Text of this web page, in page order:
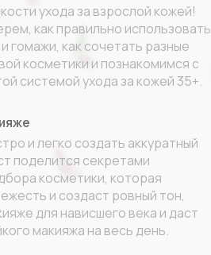
ухода за взрослой кожей!
как правильно использовать
гомажи, как сочетать разные
косметики и познакомимся с
системой ухода за кожей 35+.
и легко создать аккуратный
поделится секретами
косметики, которая
и создаст ровный тон,
для нависшего века и даст
макияжа на весь день.